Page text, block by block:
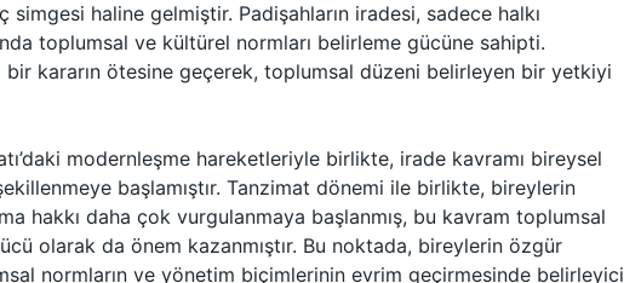
simgesi haline gelmiştir. Padişahların iradesi, sadece halkı
toplumsal ve kültürel normları belirleme gücüne sahipti.
kararın ötesine geçerek, toplumsal düzeni belirleyen bir yetkiyi
modernleşme hareketleriyle birlikte, irade kavramı bireysel
başlamıştır. Tanzimat dönemi ile birlikte, bireylerin
hakkı daha çok vurgulanmaya başlanmış, bu kavram toplumsal
olarak da önem kazanmıştır. Bu noktada, bireylerin özgür
normların ve yönetim biçimlerinin evrim geçirmesinde belirleyici